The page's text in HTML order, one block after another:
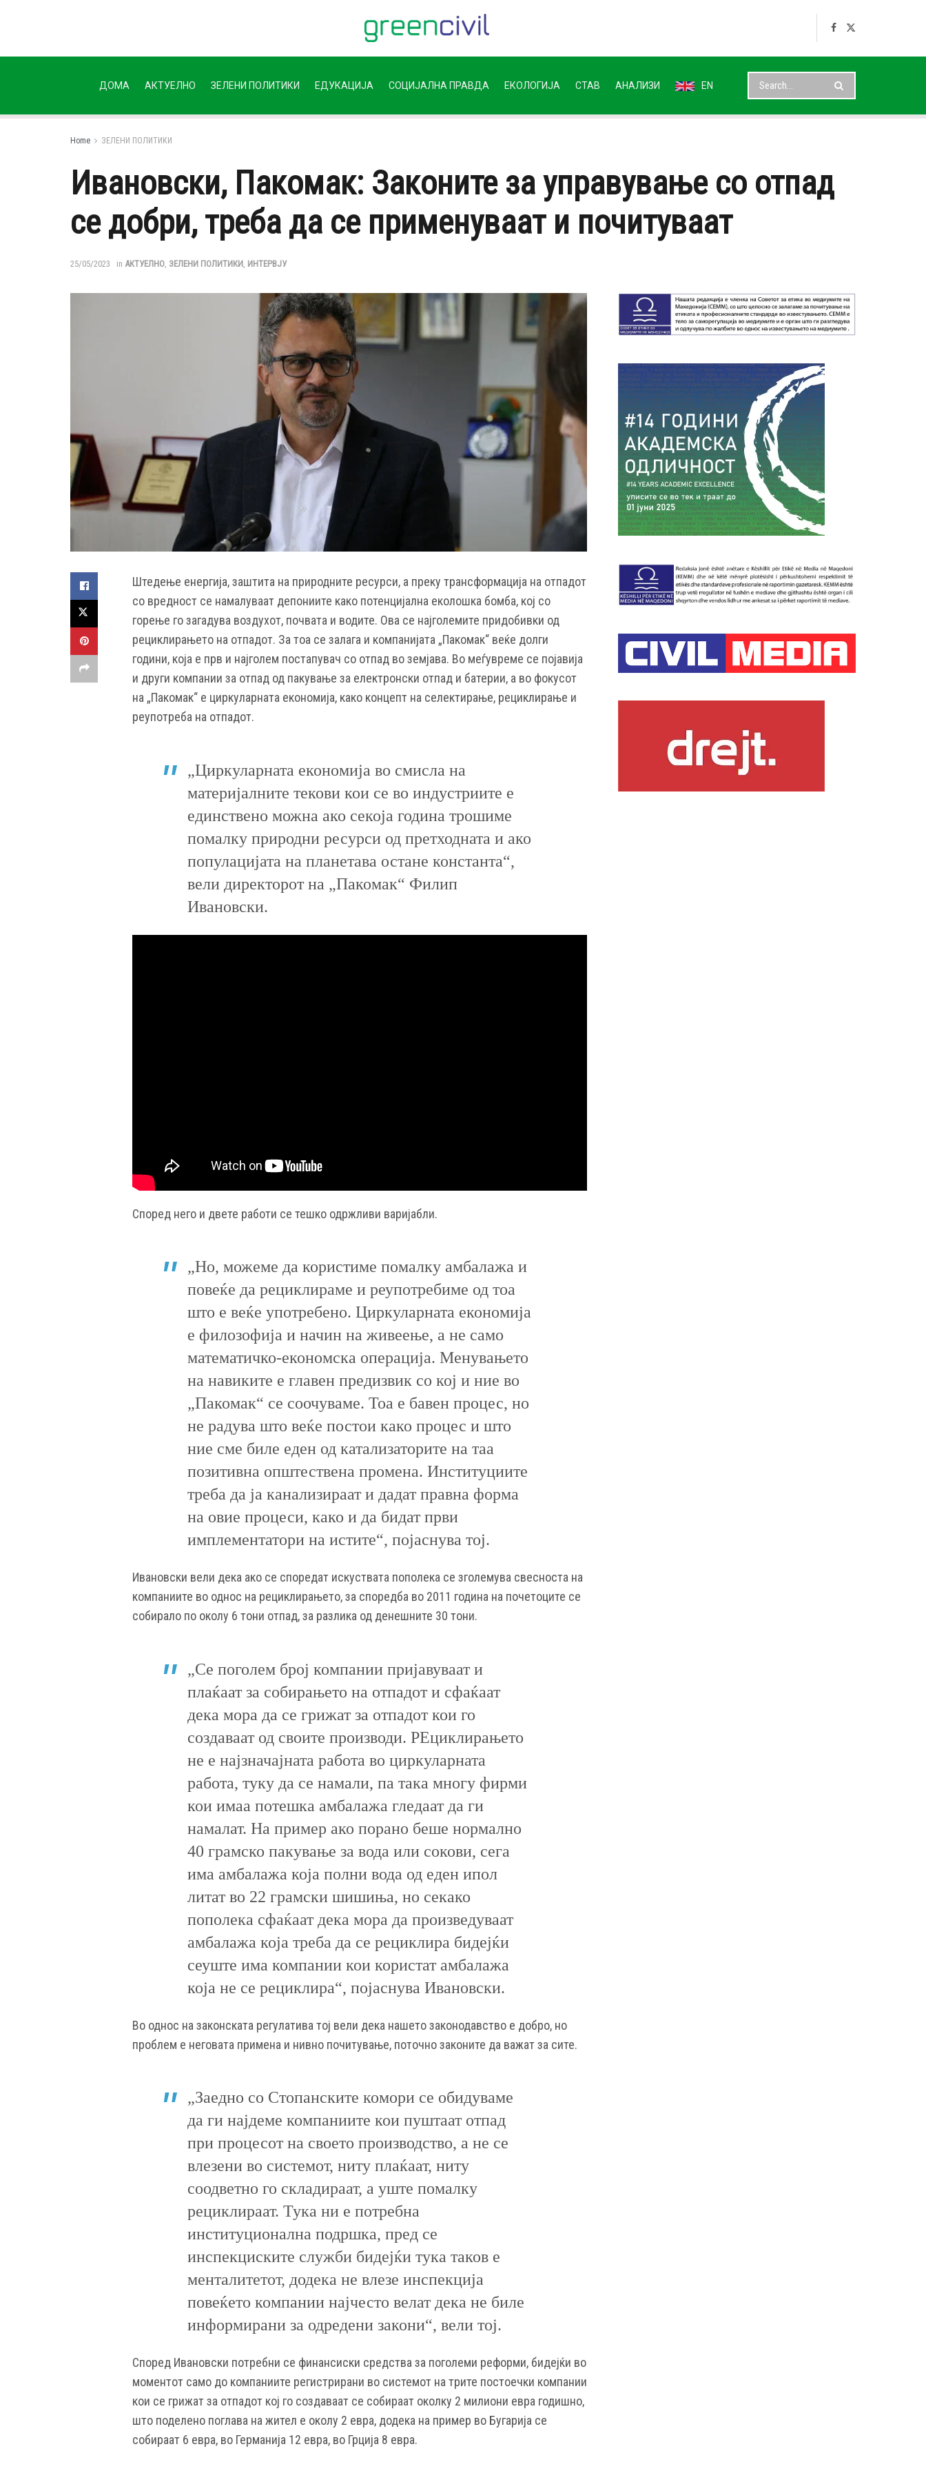
ДОМА АКТУЕЛНО ЗЕЛЕНИ ПОЛИТИКИ ЕДУКАЦИЈА СОЦИЈАЛНА ПРАВДА ЕКОЛОГИЈА СТАВ АНАЛИЗИ EN
Home ЗЕЛЕНИ ПОЛИТИКИ
Ивановски, Пакомак: Законите за управување со отпад
се добри, треба да се применуваат и почитуваат
25/05/2023 in АКТУЕЛНО, ЗЕЛЕНИ ПОЛИТИКИ, ИНТЕРВЈУ
Штедење енергија, заштита на природните ресурси, а преку трансформација на отпадот
со вредност се намалуваат депониите како потенцијална еколошка бомба, кој со
горење го загадува воздухот, почвата и водите. Ова се најголемите придобивки од
рециклирањето на отпадот. За тоа се залага и компанијата „Пакомак“ веќе долги
години, која е прв и најголем постапувач со отпад во земјава. Во меѓувреме се појавија
и други компании за отпад од пакување за електронски отпад и батерии, а во фокусот
на „Пакомак“ е циркуларната економија, како концепт на селектирање, рециклирање и
реупотреба на отпадот.
„Циркуларната економија во смисла на
материјалните текови кои се во индустриите е
единствено можна ако секоја година трошиме
помалку природни ресурси од претходната и ако
популацијата на планетава остане константа“,
вели директорот на „Пакомак“ Филип
Ивановски.
Според него и двете работи се тешко одржливи варијабли.
„Но, можеме да користиме помалку амбалажа и
повеќе да рециклираме и реупотребиме од тоа
што е веќе употребено. Циркуларната економија
е филозофија и начин на живеење, а не само
математичко-економска операција. Менувањето
на навиките е главен предизвик со кој и ние во
„Пакомак“ се соочуваме. Тоа е бавен процес, но
не радува што веќе постои како процес и што
ние сме биле еден од катализаторите на таа
позитивна општествена промена. Институциите
треба да ја канализираат и дадат правна форма
на овие процеси, како и да бидат први
имплементатори на истите“, појаснува тој.
Ивановски вели дека ако се споредат искуствата пополека се зголемува свесноста на
компаниите во однос на рециклирањето, за споредба во 2011 година на почетоците се
собирало по околу 6 тони отпад, за разлика од денешните 30 тони.
„Се поголем број компании пријавуваат и
плаќаат за собирањето на отпадот и сфаќаат
дека мора да се грижат за отпадот кои го
создаваат од своите производи. РЕциклирањето
не е најзначајната работа во циркуларната
работа, туку да се намали, па така многу фирми
кои имаа потешка амбалажа гледаат да ги
намалат. На пример ако порано беше нормално
40 грамско пакување за вода или сокови, сега
има амбалажа која полни вода од еден ипол
литат во 22 грамски шишиња, но секако
пополека сфаќаат дека мора да произведуваат
амбалажа која треба да се рециклира бидејќи
сеуште има компании кои користат амбалажа
која не се рециклира“, појаснува Ивановски.
Во однос на законската регулатива тој вели дека нашето законодавство е добро, но
проблем е неговата примена и нивно почитување, поточно законите да важат за сите.
„Заедно со Стопанските комори се обидуваме
да ги најдеме компаниите кои пуштаат отпад
при процесот на своето производство, а не се
влезени во системот, ниту плаќаат, ниту
соодветно го складираат, а уште помалку
рециклираат. Тука ни е потребна
институционална подршка, пред се
инспекциските служби бидејќи тука таков е
менталитетот, додека не влезе инспекција
повеќето компании најчесто велат дека не биле
информирани за одредени закони“, вели тој.
Според Ивановски потребни се финансиски средства за поголеми реформи, бидејќи во
моментот само до компаниите регистрирани во системот на трите постоечки компании
кои се грижат за отпадот кој го создаваат се собираат околку 2 милиони евра годишно,
што поделено поглава на жител е околу 2 евра, додека на пример во Бугарија се
собираат 6 евра, во Германија 12 евра, во Грција 8 евра.